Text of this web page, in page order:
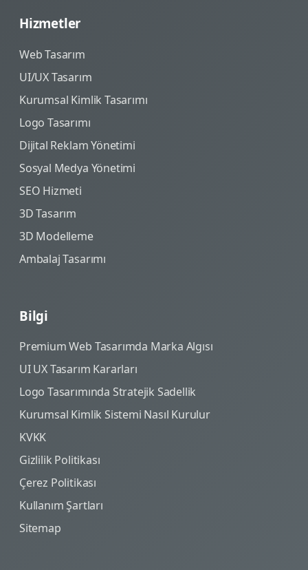
Hizmetler
Web Tasarım
UI/UX Tasarım
Kurumsal Kimlik Tasarımı
Logo Tasarımı
Dijital Reklam Yönetimi
Sosyal Medya Yönetimi
SEO Hizmeti
3D Tasarım
3D Modelleme
Ambalaj Tasarımı
Bilgi
Premium Web Tasarımda Marka Algısı
UI UX Tasarım Kararları
Logo Tasarımında Stratejik Sadellik
Kurumsal Kimlik Sistemi Nasıl Kurulur
KVKK
Gizlilik Politikası
Çerez Politikası
Kullanım Şartları
Sitemap